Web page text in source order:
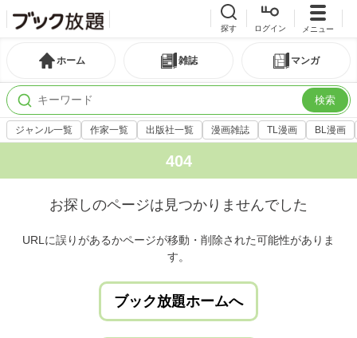
探す ログイン メニュー
ホーム 雑誌 マンガ
検索
ジャンル一覧 作家一覧 出版社一覧 漫画雑誌 TL漫画 BL漫画
404
お探しのページは見つかりませんでした
URLに誤りがあるかページが移動・削除された可能性がありま
す。
ブック放題ホームへ